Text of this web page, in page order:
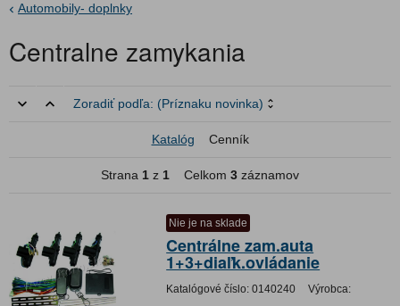
Automobily- doplnky
Centralne zamykania
Zoradiť podľa: (Príznaku novinka)
Katalóg Cenník
Strana 1 z 1 Celkom 3 záznamov
Nie je na sklade
Centrálne zam.auta
1+3+diaľk.ovládanie
Katalógové číslo: 0140240 Výrobca: